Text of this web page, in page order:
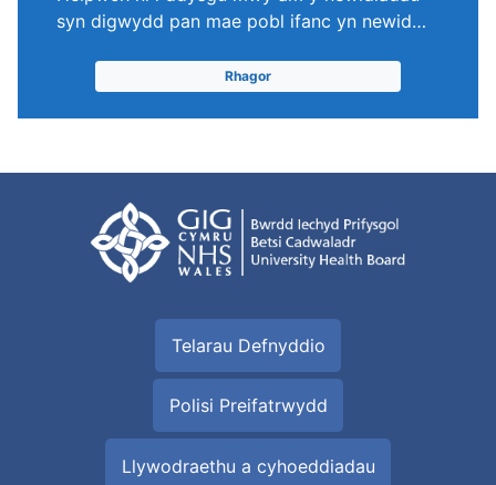
syn digwydd pan mae pobl ifanc yn newid…
Rhagor
Telarau Defnyddio
Polisi Preifatrwydd
Llywodraethu a cyhoeddiadau